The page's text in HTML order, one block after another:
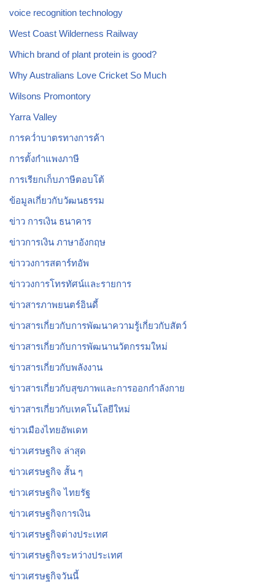
voice recognition technology
West Coast Wilderness Railway
Which brand of plant protein is good?
Why Australians Love Cricket So Much
Wilsons Promontory
Yarra Valley
การคว่ำบาตรทางการค้า
การตั้งกำแพงภาษี
การเรียกเก็บภาษีตอบโต้
ข้อมูลเกี่ยวกับวัฒนธรรม
ข่าว การเงิน ธนาคาร
ข่าวการเงิน ภาษาอังกฤษ
ข่าววงการสตาร์ทอัพ
ข่าววงการโทรทัศน์และรายการ
ข่าวสารภาพยนตร์อินดี้
ข่าวสารเกี่ยวกับการพัฒนาความรู้เกี่ยวกับสัตว์
ข่าวสารเกี่ยวกับการพัฒนานวัตกรรมใหม่
ข่าวสารเกี่ยวกับพลังงาน
ข่าวสารเกี่ยวกับสุขภาพและการออกกำลังกาย
ข่าวสารเกี่ยวกับเทคโนโลยีใหม่
ข่าวเมืองไทยอัพเดท
ข่าวเศรษฐกิจ ล่าสุด
ข่าวเศรษฐกิจ สั้น ๆ
ข่าวเศรษฐกิจ ไทยรัฐ
ข่าวเศรษฐกิจการเงิน
ข่าวเศรษฐกิจต่างประเทศ
ข่าวเศรษฐกิจระหว่างประเทศ
ข่าวเศรษฐกิจวันนี้